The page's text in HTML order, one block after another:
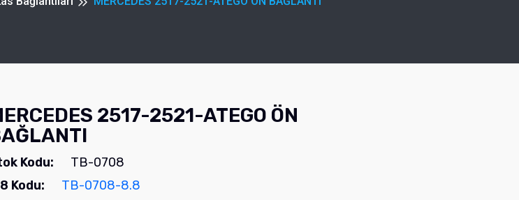
2517-2521-ATEGO ÖN
Kodu:
TB-0708
Kodu:
TB-0708-8.8